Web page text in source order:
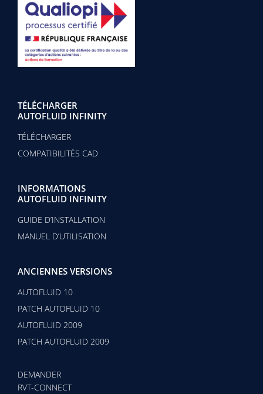
TÉLÉCHARGER
AUTOFLUID INFINITY
TÉLÉCHARGER
COMPATIBILITÉS CAD
INFORMATIONS
AUTOFLUID INFINITY
GUIDE D’INSTALLATION
MANUEL D’UTILISATION
ANCIENNES VERSIONS
AUTOFLUID 10
PATCH AUTOFLUID 10
AUTOFLUID 2009
PATCH AUTOFLUID 2009
DEMANDER
RVT-CONNECT